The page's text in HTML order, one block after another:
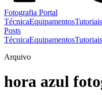
Fotografia Portal
TécnicaEquipamentosTutoriais
Posts
TécnicaEquipamentosTutoriais
Arquivo
hora azul